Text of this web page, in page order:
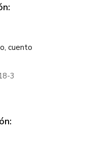
cuento
3